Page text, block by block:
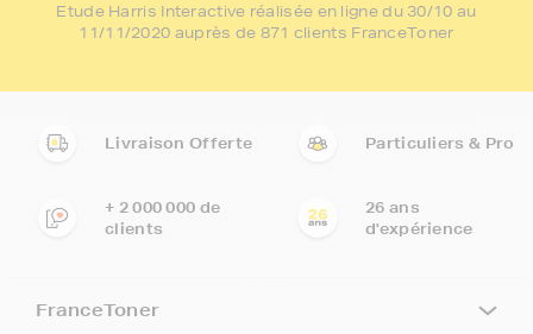
Etude Harris Interactive réalisée en ligne du 30/10 au
11/11/2020 auprès de 871 clients FranceToner
Livraison Offerte Particuliers & Pro
+ 2 000 000 de
clients
26 ans
d'expérience
FranceToner